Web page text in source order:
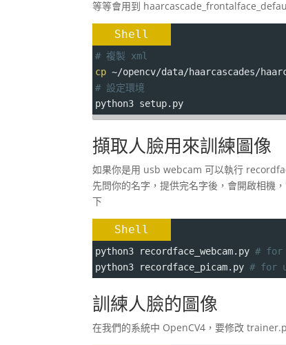
等等會用到
Shell
# 複製 xml
cp ~/opencv/data/haarcascades/
# 設定環境
python3 setup.py
擷取人臉用來訓練圖像
如果你是用 usb webcam 可以執行
先問你的名字，提供完名字後，會開啟相機
下
Shell
python3 recordface_webcam.py # for
python3 recordface_picam.py # for
訓練人臉的圖像
在我們的系統中 OpenCV4，要修改